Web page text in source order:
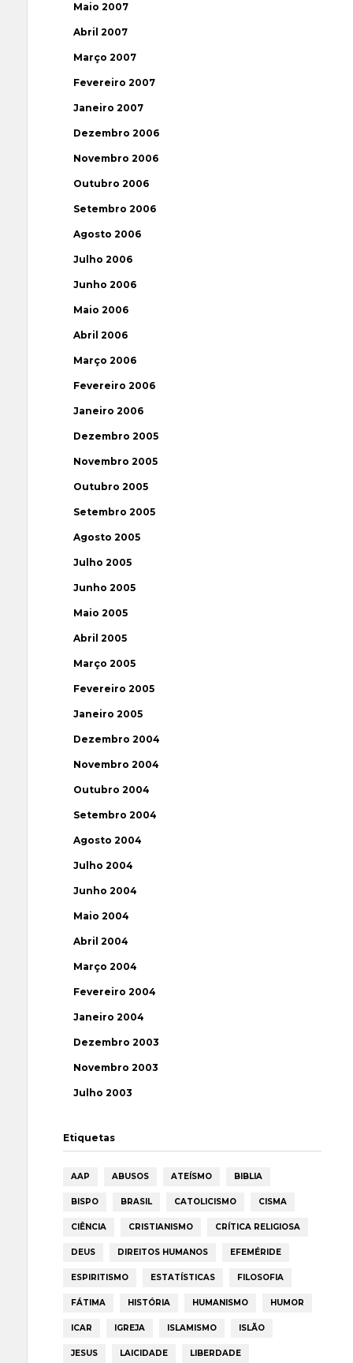
Maio 2007
Abril 2007
Março 2007
Fevereiro 2007
Janeiro 2007
Dezembro 2006
Novembro 2006
Outubro 2006
Setembro 2006
Agosto 2006
Julho 2006
Junho 2006
Maio 2006
Abril 2006
Março 2006
Fevereiro 2006
Janeiro 2006
Dezembro 2005
Novembro 2005
Outubro 2005
Setembro 2005
Agosto 2005
Julho 2005
Junho 2005
Maio 2005
Abril 2005
Março 2005
Fevereiro 2005
Janeiro 2005
Dezembro 2004
Novembro 2004
Outubro 2004
Setembro 2004
Agosto 2004
Julho 2004
Junho 2004
Maio 2004
Abril 2004
Março 2004
Fevereiro 2004
Janeiro 2004
Dezembro 2003
Novembro 2003
Julho 2003
Etiquetas
AAP ABUSOS ATEÍSMO BIBLIA
BISPO BRASIL CATOLICISMO CISMA
CIÊNCIA CRISTIANISMO CRÍTICA RELIGIOSA
DEUS DIREITOS HUMANOS EFEMÉRIDE
ESPIRITISMO ESTATÍSTICAS FILOSOFIA
FÁTIMA HISTÓRIA HUMANISMO HUMOR
ICAR IGREJA ISLAMISMO ISLÃO
JESUS LAICIDADE LIBERDADE